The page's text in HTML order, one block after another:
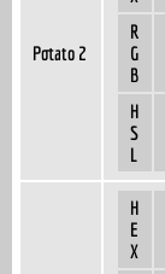
Potato 2
R
G
B
H
S
L
H
E
X